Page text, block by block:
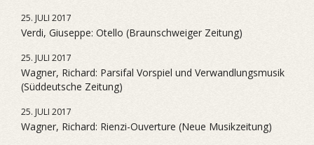
25. JULI 2017
Verdi, Giuseppe: Otello (Braunschweiger Zeitung)
25. JULI 2017
Wagner, Richard: Parsifal Vorspiel und Verwandlungsmusik
(Süddeutsche Zeitung)
25. JULI 2017
Wagner, Richard: Rienzi-Ouverture (Neue Musikzeitung)